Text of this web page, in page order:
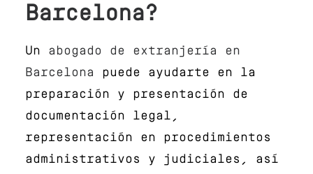
Barcelona?
Un
abogado de extranjería en
Barcelona
puede ayudarte en la
preparación y presentación de
documentación legal,
representación en procedimientos
administrativos y judiciales, así